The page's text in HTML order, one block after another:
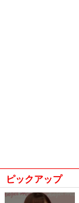
ピックアップ